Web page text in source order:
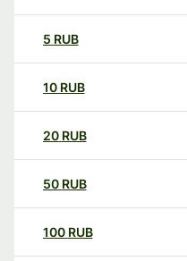
5 RUB
10 RUB
20 RUB
50 RUB
100 RUB